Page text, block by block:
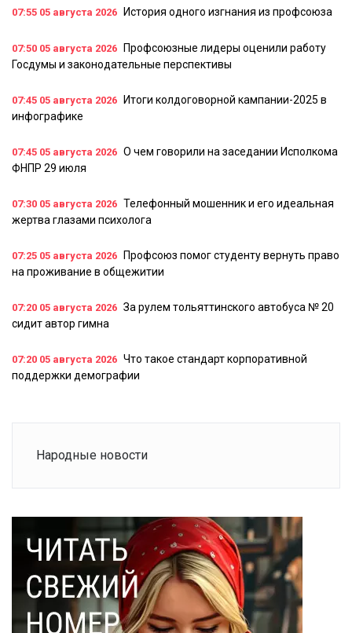
07:55 05 августа 2026 История одного изгнания из профсоюза
07:50 05 августа 2026
Профсоюзные лидеры оценили работу
Госдумы и законодательные перспективы
07:45 05 августа 2026
Итоги колдоговорной кампании-2025 в
инфографике
07:45 05 августа 2026 О чем говорили на заседании Исполкома
ФНПР 29 июля
07:30 05 августа 2026 Телефонный мошенник и его идеальная
жертва глазами психолога
07:25 05 августа 2026
Профсоюз помог студенту вернуть право
на проживание в общежитии
07:20 05 августа 2026 За рулем тольяттинского автобуса № 20
сидит автор гимна
07:20 05 августа 2026 Что такое стандарт корпоративной
поддержки демографии
Народные новости